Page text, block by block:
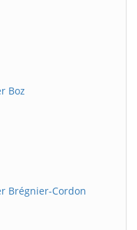
Boz
Brégnier-Cordon